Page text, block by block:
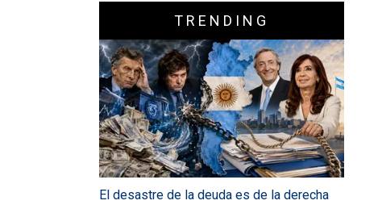
TRENDING
El desastre de la deuda es de la derecha